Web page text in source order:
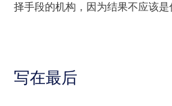
择手段的机构，因为结果不应该是
写在最后